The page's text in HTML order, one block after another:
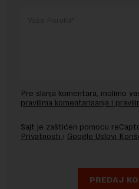
Pre slanja komentara, molimo
pravilima komentarisanja i
Sajt je zaštićen pomocu
Privatnosti i Google Uslovi